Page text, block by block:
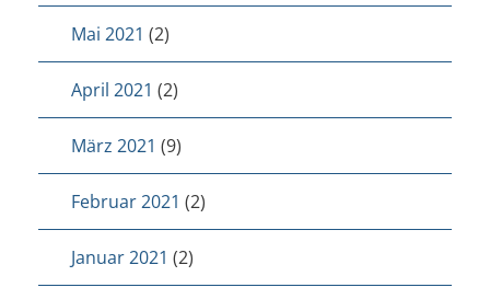
Mai 2021 (2)
April 2021 (2)
März 2021 (9)
Februar 2021 (2)
Januar 2021 (2)